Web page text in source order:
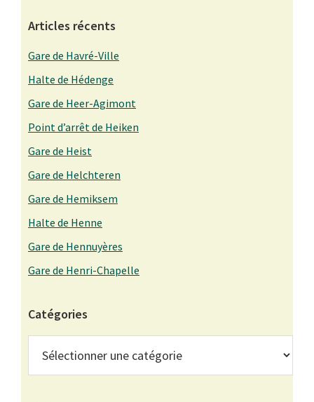
Articles récents
Gare de Havré-Ville
Halte de Hédenge
Gare de Heer-Agimont
Point d’arrêt de Heiken
Gare de Heist
Gare de Helchteren
Gare de Hemiksem
Halte de Henne
Gare de Hennuyères
Gare de Henri-Chapelle
Catégories